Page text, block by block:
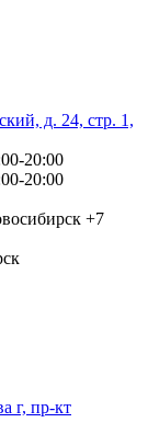
д. 24, стр. 1,
20:00
20:00
+7
г, пр-кт